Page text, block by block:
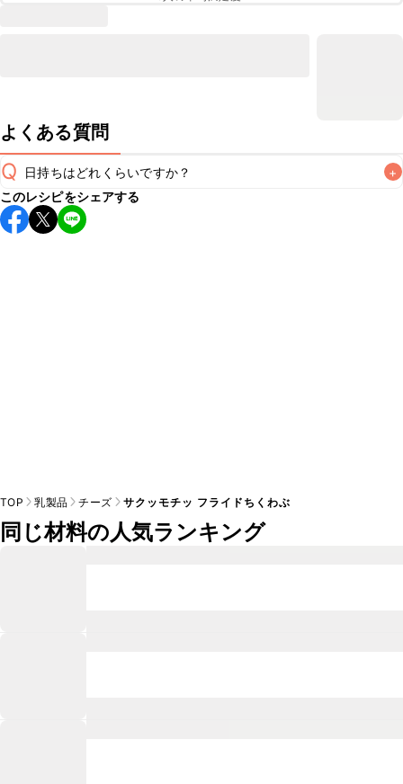
よくある質問
Q 日持ちはどれくらいですか？ +
保存期間は冷蔵で翌日中が目安です。なるべくお早めにお召
し上がりください。
このレシピをシェアする
TOP 乳製品 チーズ サクッモチッ フライドちくわぶ
同じ材料の人気ランキング